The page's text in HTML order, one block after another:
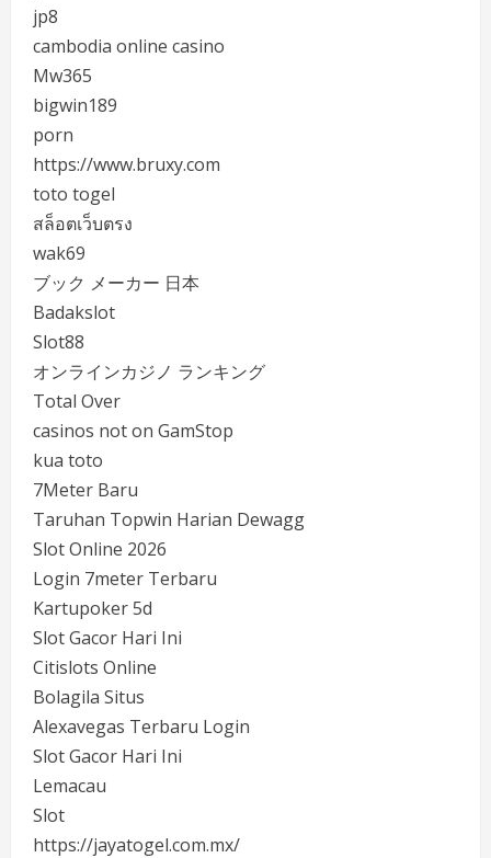
jp8
cambodia online casino
Mw365
bigwin189
porn
https://www.bruxy.com
toto togel
สล็อตเว็บตรง
wak69
ブック メーカー 日本
Badakslot
Slot88
オンラインカジノ ランキング
Total Over
casinos not on GamStop
kua toto
7Meter Baru
Taruhan Topwin Harian Dewagg
Slot Online 2026
Login 7meter Terbaru
Kartupoker 5d
Slot Gacor Hari Ini
Citislots Online
Bolagila Situs
Alexavegas Terbaru Login
Slot Gacor Hari Ini
Lemacau
Slot
https://jayatogel.com.mx/